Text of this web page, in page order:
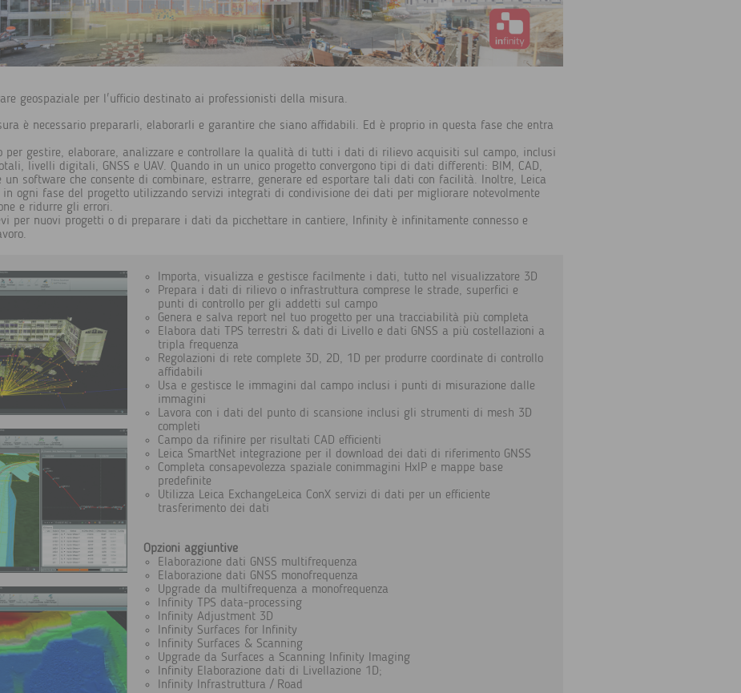
geospaziale per l'ufficio destinato ai professionisti della misura.
è necessario prepararli, elaborarli e garantire che siano affidabili. Ed è proprio in questa fase che entra
per gestire, elaborare, analizzare e controllare la qualità di tutti i dati di rilievo acquisiti sul campo, inclusi
livelli digitali, GNSS e UAV. Quando in un unico progetto convergono tipi di dati differenti: BIM, CAD,
un software che consente di combinare, estrarre, generare ed esportare tali dati con facilità. Inoltre, Leica
ogni fase del progetto utilizzando servizi integrati di condivisione dei dati per migliorare notevolmente
e ridurre gli errori.
per nuovi progetti o di preparare i dati da picchettare in cantiere, Infinity è infinitamente connesso e
Importa, visualizza e gestisce facilmente i dati, tutto nel visualizzatore 3D
Prepara i dati di rilievo o infrastruttura comprese le strade, superfici e
punti di controllo per gli addetti sul campo
Genera e salva report nel tuo progetto per una tracciabilità più completa
Elabora dati TPS terrestri & dati di Livello e dati GNSS a più costellazioni a
tripla frequenza
Regolazioni di rete complete 3D, 2D, 1D per produrre coordinate di controllo
affidabili
Usa e gestisce le immagini dal campo inclusi i punti di misurazione dalle
immagini
Lavora con i dati del punto di scansione inclusi gli strumenti di mesh 3D
completi
Campo da rifinire per risultati CAD efficienti
Leica SmartNet integrazione per il download dei dati di riferimento GNSS
Completa consapevolezza spaziale conimmagini HxIP e mappe base
predefinite
Utilizza Leica ExchangeLeica ConX servizi di dati per un efficiente
trasferimento dei dati
Opzioni aggiuntive
Elaborazione dati GNSS multifrequenza
Elaborazione dati GNSS monofrequenza
Upgrade da multifrequenza a monofrequenza
Infinity TPS data-processing
Infinity Adjustment 3D
Infinity Surfaces for Infinity
Infinity Surfaces & Scanning
Upgrade da Surfaces a Scanning Infinity Imaging
Infinity Elaborazione dati di Livellazione 1D;
Infinity Infrastruttura / Road